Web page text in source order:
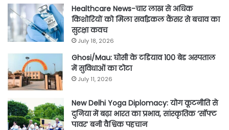
Healthcare News-चार लाख से अधिक
किशोरियों को मिला सर्वाइकल कैंसर से बचाव का
सुरक्षा कवच
July 18, 2026
Ghosi/Mau: घोसी के टडियाव 100 बेड अस्पताल
में सुविधाओं का टोटा
July 11, 2026
New Delhi Yoga Diplomacy: योग कूटनीति से
दुनिया में बढ़ा भारत का प्रभाव, सांस्कृतिक ‘सॉफ्ट
पावर’ बनी वैश्विक पहचान